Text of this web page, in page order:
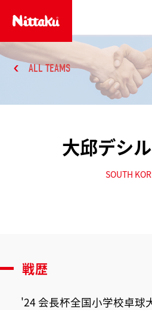
ALL TEAMS
大邱デシ
SOUTH
戦歴
'24 会長杯全国小学校卓球